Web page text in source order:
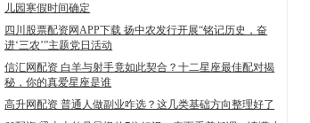
儿园寒假时间确定
四川股票配资网APP下载 扬中农发行开展“铭记历史，奋
进‘三农’”主题党日活动
信汇网配资 白羊与射手竟如此契合？十二星座最佳配对揭
秘，你的真爱星座是谁
高升网配资 普通人做副业咋选？这几类基础方向整理好了